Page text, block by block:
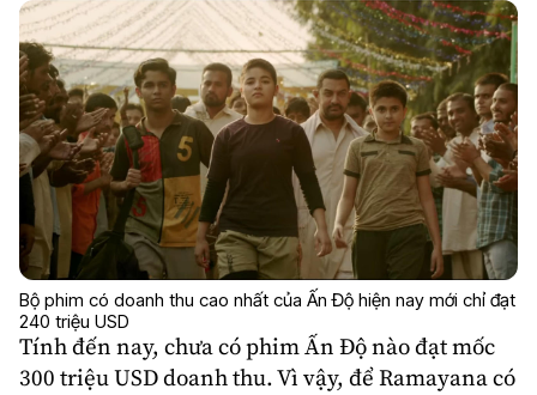
Bộ phim có doanh thu cao nhất của Ấn Độ hiện nay mới chỉ đạt
240 triệu USD
Tính đến nay, chưa có phim Ấn Độ nào đạt mốc
300 triệu USD doanh thu. Vì vậy, để Ramayana có